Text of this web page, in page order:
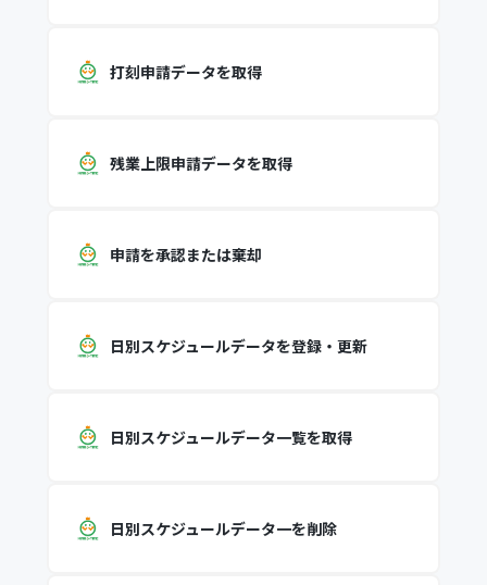
打刻申請データを取得
残業上限申請データを取得
申請を承認または棄却
日別スケジュールデータを登録・更新
日別スケジュールデータ一覧を取得
日別スケジュールデータ一を削除